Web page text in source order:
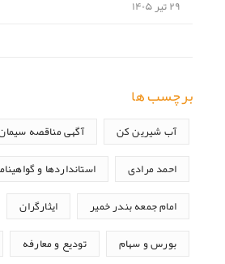
۲۹ تیر ۱۴۰۵
برچسب ها
آب شیرین کن آگهی مناقصه
احمد مرادی استانداردها و
امام جمعه بندر خمیر ایثارگران
بورس و سهام تودیع و معارفه